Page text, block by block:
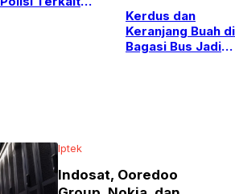
Kerdus dan
Keranjang Buah di
Bagasi Bus Jadi
Iptek
Indosat, Ooredoo